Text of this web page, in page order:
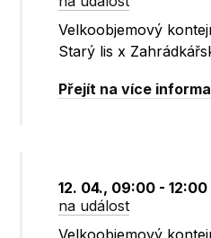
Velkoobjemový
Starý lis x
Přejít na více
12. 04., 09:00 - 12:00
na událost
Velkoobjemový